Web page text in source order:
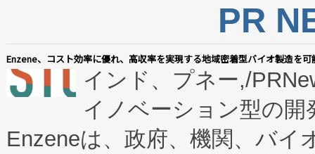
PR
Enzene、コスト効率に優れ、高収率を実現する地域密着型バイオ製造を
インド、プネー,/
イノベーション型の
Enzeneは、政府、機関、バイ